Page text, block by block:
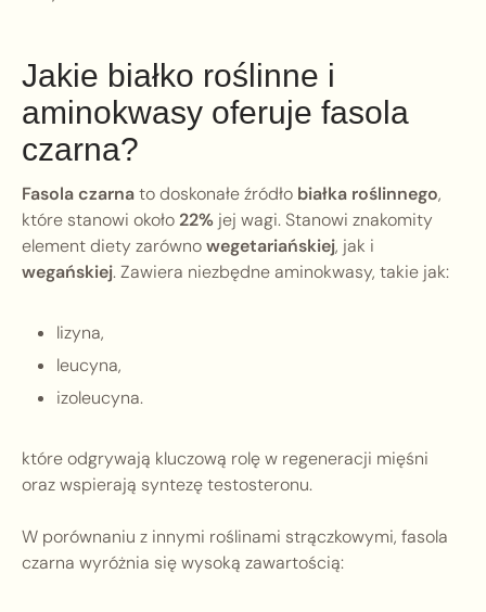
Jakie białko roślinne i
aminokwasy oferuje fasola
czarna?
Fasola czarnato doskonałe źródło białka roślinnego,
które stanowi około22% jej wagi. Stanowi znakomity
element diety zarównowegetariańskiej, jak i
wegańskiej. Zawiera niezbędne aminokwasy, takie jak:
lizyna,
leucyna,
izoleucyna.
które odgrywają kluczową rolę w regeneracji mięśni
oraz wspierają syntezę testosteronu.
W porównaniu z innymi roślinami strączkowymi, fasola
czarna wyróżnia się wysoką zawartością: